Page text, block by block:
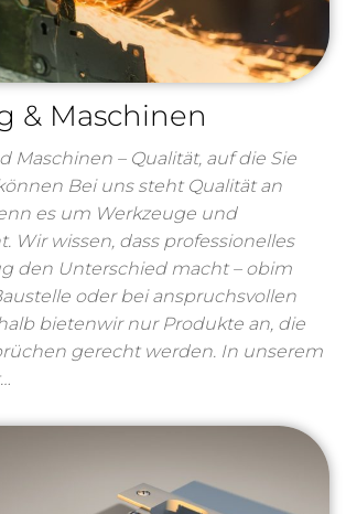
& Maschinen
Maschinen – Qualität, auf die Sie
Bei uns steht Qualität an
es um Werkzeuge und
Wir wissen, dass professionelles
den Unterschied macht – obim
oder bei anspruchsvollen
bietenwir nur Produkte an, die
gerecht werden. In unserem